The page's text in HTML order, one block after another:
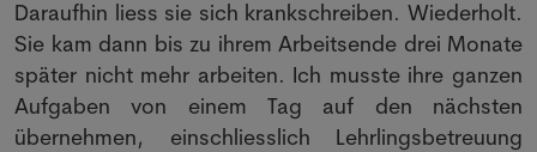
Daraufhin liess sie sich krankschreiben. Wiederholt.
Sie kam dann bis zu ihrem Arbeitsende drei Monate
später nicht mehr arbeiten. Ich musste ihre ganzen
Aufgaben von einem Tag auf den nächsten
übernehmen, einschliesslich Lehrlingsbetreuung